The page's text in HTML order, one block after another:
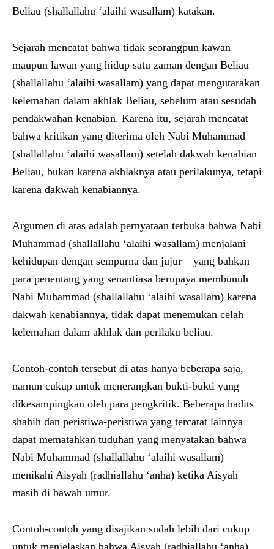
Beliau (shallallahu ‘alaihi wasallam) katakan.
Sejarah mencatat bahwa tidak seorangpun kawan
maupun lawan yang hidup satu zaman dengan Beliau
(shallallahu ‘alaihi wasallam) yang dapat mengutarakan
kelemahan dalam akhlak Beliau, sebelum atau sesudah
pendakwahan kenabian. Karena itu, sejarah mencatat
bahwa kritikan yang diterima oleh Nabi Muhammad
(shallallahu ‘alaihi wasallam) setelah dakwah kenabian
Beliau, bukan karena akhlaknya atau perilakunya, tetapi
karena dakwah kenabiannya.
Argumen di atas adalah pernyataan terbuka bahwa Nabi
Muhammad (shallallahu ‘alaihi wasallam) menjalani
kehidupan dengan sempurna dan jujur – yang bahkan
para penentang yang senantiasa berupaya membunuh
Nabi Muhammad (shallallahu ‘alaihi wasallam) karena
dakwah kenabiannya, tidak dapat menemukan celah
kelemahan dalam akhlak dan perilaku beliau.
Contoh-contoh tersebut di atas hanya beberapa saja,
namun cukup untuk menerangkan bukti-bukti yang
dikesampingkan oleh para pengkritik. Beberapa hadits
shahih dan peristiwa-peristiwa yang tercatat lainnya
dapat mematahkan tuduhan yang menyatakan bahwa
Nabi Muhammad (shallallahu ‘alaihi wasallam)
menikahi Aisyah (radhiallahu ‘anha) ketika Aisyah
masih di bawah umur.
Contoh-contoh yang disajikan sudah lebih dari cukup
untuk menjelaskan bahwa Aisyah (radhiallahu ‘anha)